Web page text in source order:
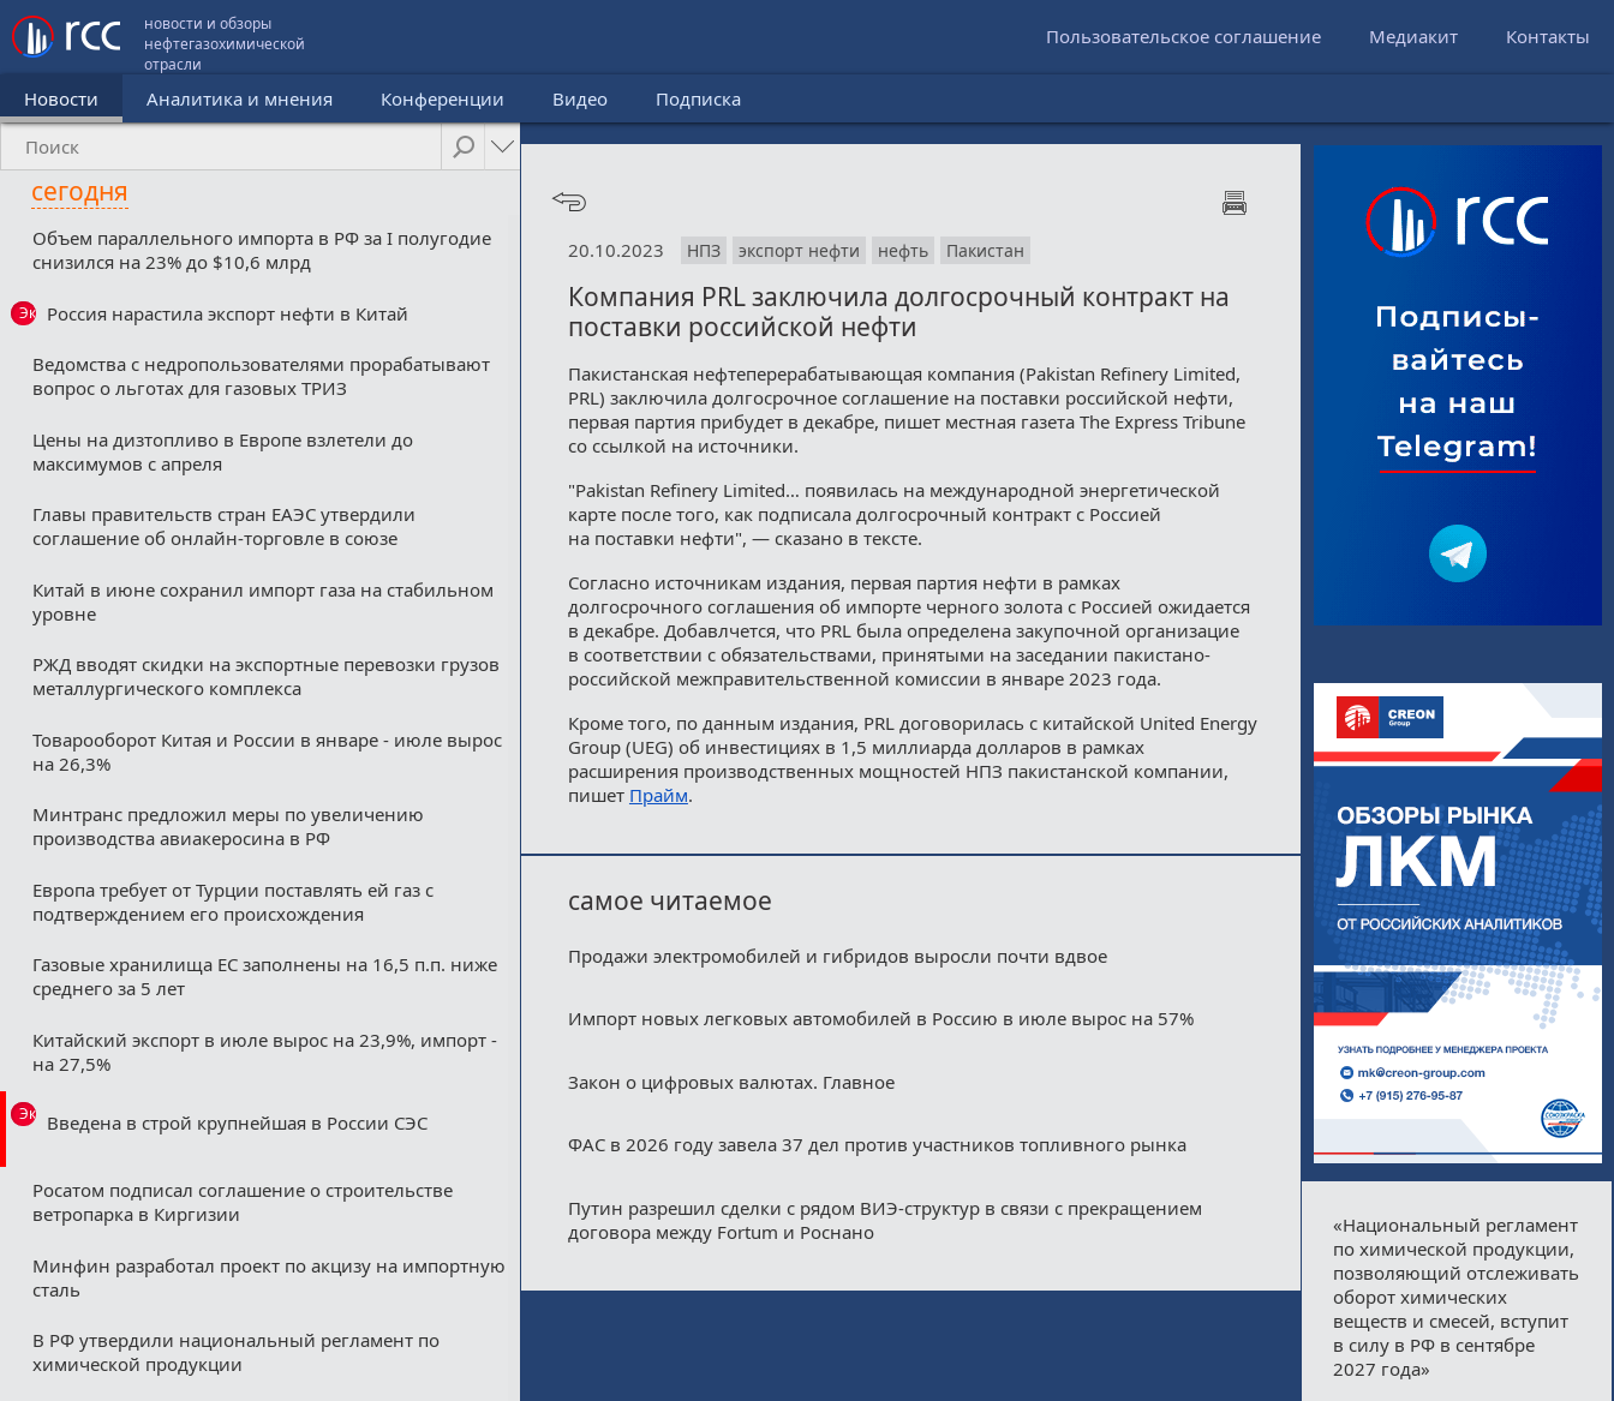
новости и обзоры
нефтегазохимической
отрасли
Пользовательское соглашение Медиакит Контакты
Новости Аналитика и мнения Конференции Видео Подписка
сегодня
Объем параллельного импорта в РФ за I полугодие
снизился на 23% до $10,6 млрд
Эксклюзив
Россия нарастила экспорт нефти в Китай
Ведомства с недропользователями прорабатывают
вопрос о льготах для газовых ТРИЗ
Цены на дизтопливо в Европе взлетели до
максимумов с апреля
Главы правительств стран ЕАЭС утвердили
соглашение об онлайн-торговле в союзе
Китай в июне сохранил импорт газа на стабильном
уровне
РЖД вводят скидки на экспортные перевозки грузов
металлургического комплекса
Товарооборот Китая и России в январе - июле вырос
на 26,3%
Минтранс предложил меры по увеличению
производства авиакеросина в РФ
Европа требует от Турции поставлять ей газ с
подтверждением его происхождения
Газовые хранилища ЕС заполнены на 16,5 п.п. ниже
среднего за 5 лет
Китайский экспорт в июле вырос на 23,9%, импорт -
на 27,5%
Эксклюзив
Введена в строй крупнейшая в России СЭС
Росатом подписал соглашение о строительстве
ветропарка в Киргизии
Минфин разработал проект по акцизу на импортную
сталь
В РФ утвердили национальный регламент по
химической продукции
20.10.2023 НПЗ экспорт нефти нефть Пакистан
Компания PRL заключила долгосрочный контракт на
поставки российской нефти
Пакистанская нефтеперерабатывающая компания (Pakistan Refinery Limited,
PRL) заключила долгосрочное соглашение на поставки российской нефти,
первая партия прибудет в декабре, пишет местная газета The Express Tribune
со ссылкой на источники.
"Pakistan Refinery Limited… появилась на международной энергетической
карте после того, как подписала долгосрочный контракт с Россией
на поставки нефти", — сказано в тексте.
Согласно источникам издания, первая партия нефти в рамках
долгосрочного соглашения об импорте черного золота с Россией ожидается
в декабре. Добавлчется, что PRL была определена закупочной организацие
в соответствии с обязательствами, принятыми на заседании пакистано-
российской межправительственной комиссии в январе 2023 года.
Кроме того, по данным издания, PRL договорилась c китайской United Energy
Group (UEG) об инвестициях в 1,5 миллиарда долларов в рамках
расширения производственных мощностей НПЗ пакистанской компании,
пишет Прайм.
самое читаемое
Продажи электромобилей и гибридов выросли почти вдвое
Импорт новых легковых автомобилей в Россию в июле вырос на 57%
Закон о цифровых валютах. Главное
ФАС в 2026 году завела 37 дел против участников топливного рынка
Путин разрешил сделки с рядом ВИЭ-структур в связи с прекращением
договора между Fortum и Роснано
«Национальный регламент
по химической продукции,
позволяющий отслеживать
оборот химических
веществ и смесей, вступит
в силу в РФ в сентябре
2027 года»